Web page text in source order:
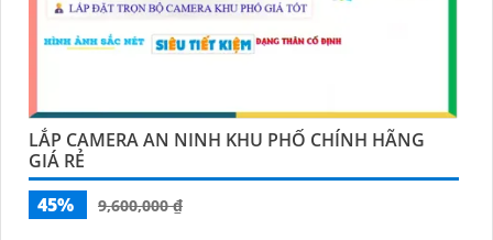
LẮP CAMERA AN NINH KHU PHỐ CHÍNH HÃNG
GIÁ RẺ
45%
9,600,000 ₫